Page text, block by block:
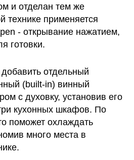
и отделан тем же
технике применяется
- открывание нажатием,
готовки.
отдельный
(built-in) винный
с духовку, установив его
кухонных шкафов. По
поможет охлаждать
много места в